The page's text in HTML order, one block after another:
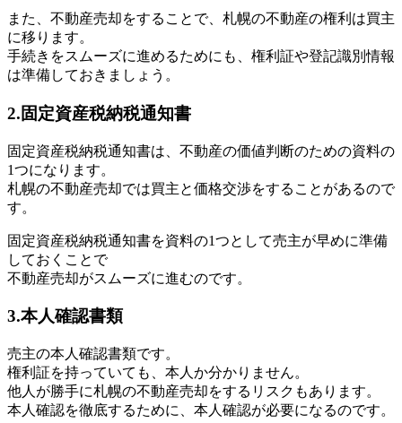
また、不動産売却をすることで、札幌の不動産の権利は買主
に移ります。
手続きをスムーズに進めるためにも、権利証や登記識別情報
は準備しておきましょう。
2.固定資産税納税通知書
固定資産税納税通知書は、不動産の価値判断のための資料の
1つになります。
札幌の不動産売却では買主と価格交渉をすることがあるので
す。
固定資産税納税通知書を資料の1つとして売主が早めに準備
しておくことで
不動産売却がスムーズに進むのです。
3.本人確認書類
売主の本人確認書類です。
権利証を持っていても、本人か分かりません。
他人が勝手に札幌の不動産売却をするリスクもあります。
本人確認を徹底するために、本人確認が必要になるのです。